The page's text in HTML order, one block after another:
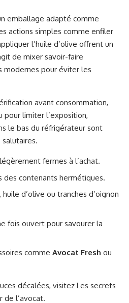
emballage adapté comme
actions simples comme enfiler
l’huile d’olive offrent un
de mixer savoir-faire
modernes pour éviter les
avant consommation,
pour limiter l’exposition,
le bas du réfrigérateur sont
fermes à l’achat.
des contenants hermétiques.
d’olive ou tranches d’oignon
fois ouvert pour savourer la
comme Avocat Fresh ou
décalées, visitez Les secrets
de l’avocat.